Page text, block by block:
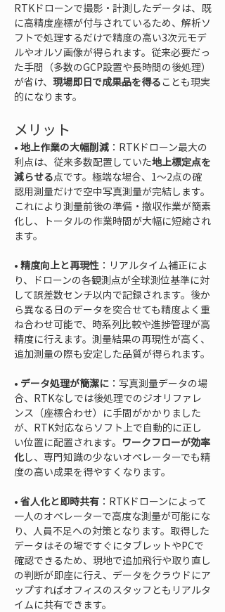
RTKドローンで撮影・計測したデータは、既
に高精度座標が付与されているため、解析ソ
フトで処理するだけで精度の高い3次元モデ
ルやオルソ画像が得られます。従来必要だっ
た手間（多数のGCP設置や長時間の後処理）
が省け、 現場即日で成果品を得ることも現実
的になります。
メリット
• 地上作業の大幅削減 ：RTKドローン最大の
利点は、従来多数配置していた地上標定点を
減らせる点です。極端な場合、1～2点の確
認用測量だけで空中写真測量が完結します。
これにより測量前後の準備・撤収作業が簡素
化し、トータルの作業時間が大幅に短縮され
• 精度向上と再現性 ：リアルタイム補正によ
り、ドローンの各観測点が全球測位基準に対
して誤差数センチ以内で記録されます。後か
ら異なる日のデータを突合せても精度よく重
ね合わせ可能で、時系列比較や進捗管理が高
精度に行えます。測量結果の再現性が高く、
• データ処理が簡潔に ：写真測量データの場
合、RTKなしでは後処理でのジオリファレ
ンス（座標合わせ）に手間がかかりました
が、RTK対応ならソフト上で自動的に正し
い位置に配置されます。 ワークフローが効率
化し、専門知識の少ないオペレーターでも精
• 省人化と即時共有 ：RTKドローンによって
一人のオペレーターで高度な測量が可能にな
り、人員不足への対策となります。取得した
データはその場ですぐにタブレットやPCで
確認できるため、現地で追加飛行や取り直し
の判断が即座に行え、データをクラウドにア
ップすればオフィスのスタッフともリアルタ
イムに共有できます。